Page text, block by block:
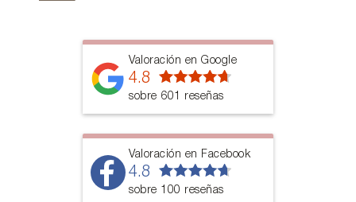
Valoración en Google
4.8
sobre 601 reseñas
Valoración en Facebook
4.8
sobre 100 reseñas